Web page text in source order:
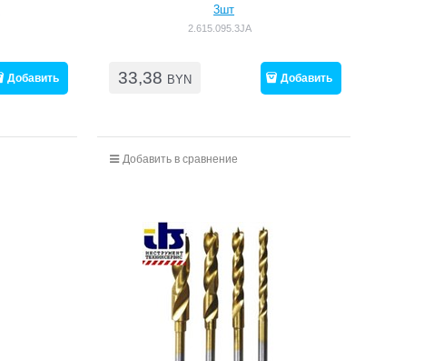
Добавить
3шт
2.615.095.3JA
33,38 BYN Добавить
Добавить в сравнение